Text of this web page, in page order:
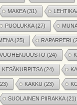
MAKEA(31)
PUOLUKKA(27)
(25) RAPARPERI
VUOHENJUUSTO (24)
KESÄKURPITSA(24)
KAKKU (23)
SUOLAINEN PIIRAKKA(21)